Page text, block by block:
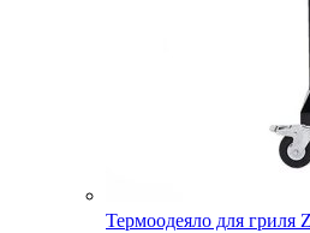
Термоодеяло для гриля